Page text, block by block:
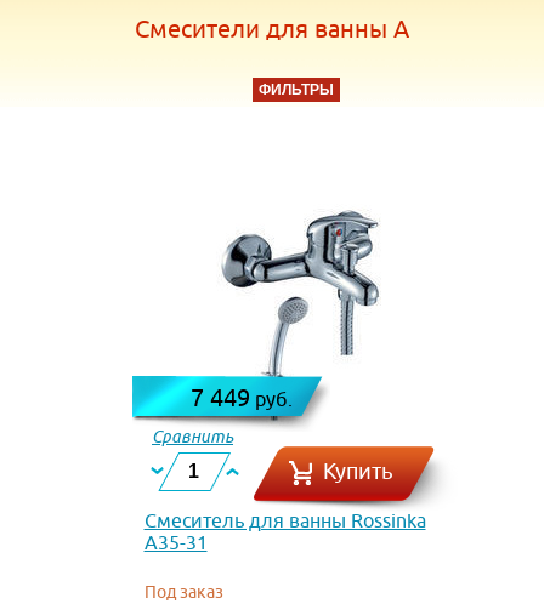
Смесители для ванны A
ФИЛЬТРЫ
7 449 руб.
Сравнить
Купить
Смеситель для ванны Rossinka
A35-31
Под заказ